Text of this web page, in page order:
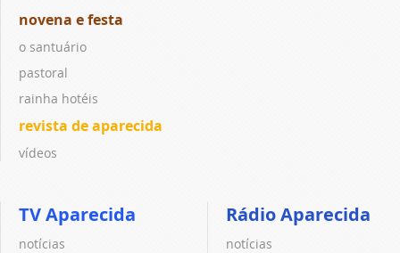
novena e festa
o santuário
pastoral
rainha hotéis
revista de aparecida
vídeos
TV Aparecida
notícias
Rádio Aparecida
notícias